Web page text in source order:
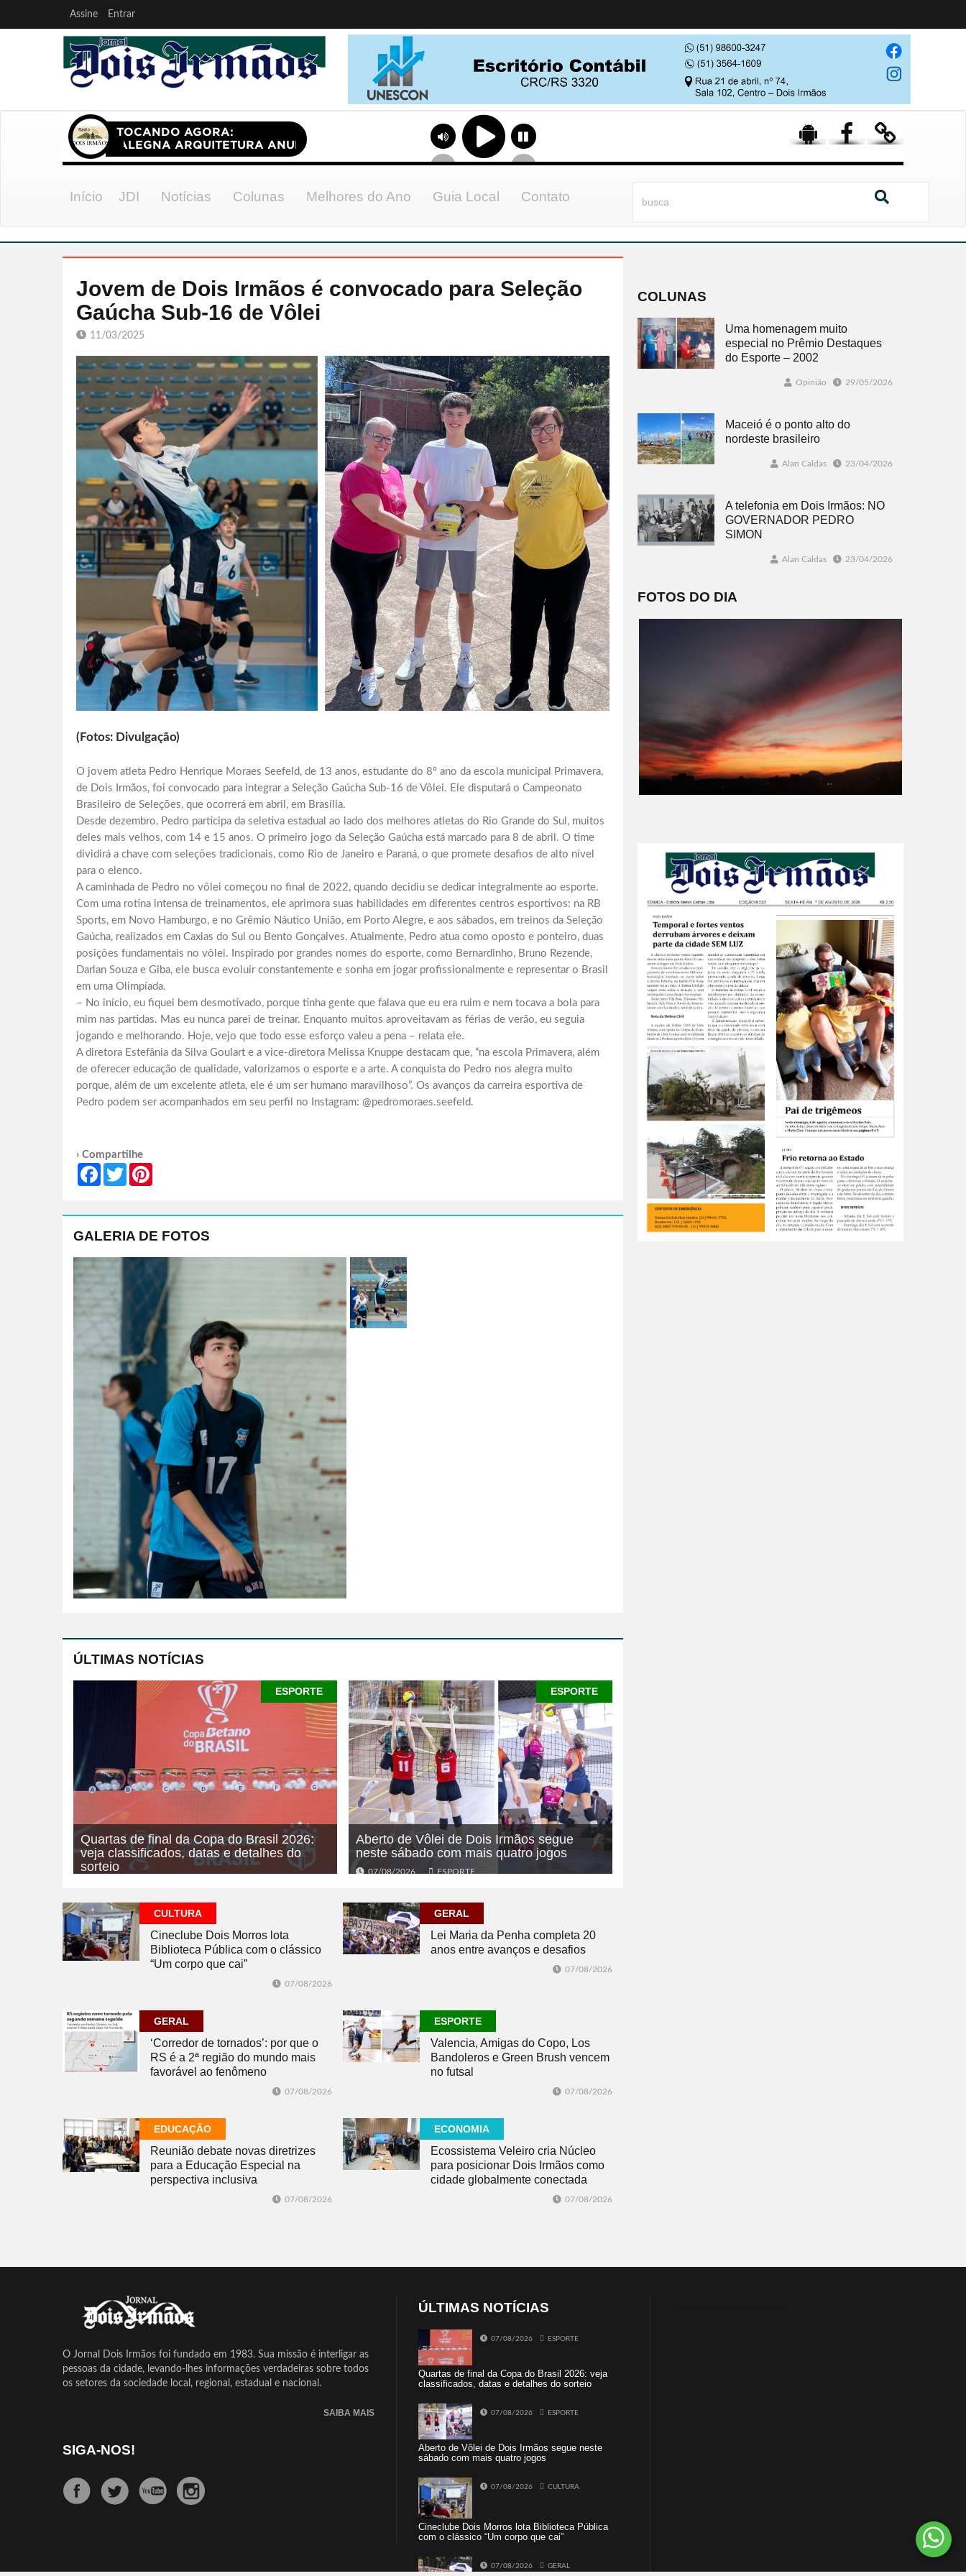
Assine Entrar
Início JDI Notícias Colunas Melhores do Ano Guia Local Contato
Jovem de Dois Irmãos é convocado para Seleção
Gaúcha Sub-16 de Vôlei
11/03/2025
(Fotos: Divulgação)
O jovem atleta Pedro Henrique Moraes Seefeld, de 13 anos, estudante do 8º ano da escola municipal Primavera,
de Dois Irmãos, foi convocado para integrar a Seleção Gaúcha Sub-16 de Vôlei. Ele disputará o Campeonato
Brasileiro de Seleções, que ocorrerá em abril, em Brasília.
Desde dezembro, Pedro participa da seletiva estadual ao lado dos melhores atletas do Rio Grande do Sul, muitos
deles mais velhos, com 14 e 15 anos. O primeiro jogo da Seleção Gaúcha está marcado para 8 de abril. O time
dividirá a chave com seleções tradicionais, como Rio de Janeiro e Paraná, o que promete desafios de alto nível
para o elenco.
A caminhada de Pedro no vôlei começou no final de 2022, quando decidiu se dedicar integralmente ao esporte.
Com uma rotina intensa de treinamentos, ele aprimora suas habilidades em diferentes centros esportivos: na RB
Sports, em Novo Hamburgo, e no Grêmio Náutico União, em Porto Alegre, e aos sábados, em treinos da Seleção
Gaúcha, realizados em Caxias do Sul ou Bento Gonçalves. Atualmente, Pedro atua como oposto e ponteiro, duas
posições fundamentais no vôlei. Inspirado por grandes nomes do esporte, como Bernardinho, Bruno Rezende,
Darlan Souza e Giba, ele busca evoluir constantemente e sonha em jogar profissionalmente e representar o Brasil
em uma Olimpíada.
– No início, eu fiquei bem desmotivado, porque tinha gente que falava que eu era ruim e nem tocava a bola para
mim nas partidas. Mas eu nunca parei de treinar. Enquanto muitos aproveitavam as férias de verão, eu seguia
jogando e melhorando. Hoje, vejo que todo esse esforço valeu a pena – relata ele.
A diretora Estefânia da Silva Goulart e a vice-diretora Melissa Knuppe destacam que, “na escola Primavera, além
de oferecer educação de qualidade, valorizamos o esporte e a arte. A conquista do Pedro nos alegra muito
porque, além de um excelente atleta, ele é um ser humano maravilhoso”. Os avanços da carreira esportiva de
Pedro podem ser acompanhados em seu perfil no Instagram: @pedromoraes.seefeld.
› Compartilhe
FacebookTwitter
GALERIA DE FOTOS
ÚLTIMAS NOTÍCIAS
ESPORTE
Quartas de final da Copa do Brasil 2026:
veja classificados, datas e detalhes do
sorteio
ESPORTE
Aberto de Vôlei de Dois Irmãos segue
neste sábado com mais quatro jogos
07/08/2026 ESPORTE
CULTURA
Cineclube Dois Morros lota
Biblioteca Pública com o clássico
“Um corpo que cai”
07/08/2026
GERAL
Lei Maria da Penha completa 20
anos entre avanços e desafios
07/08/2026
GERAL
‘Corredor de tornados’: por que o
RS é a 2ª região do mundo mais
favorável ao fenômeno
07/08/2026
ESPORTE
Valencia, Amigas do Copo, Los
Bandoleros e Green Brush vencem
no futsal
07/08/2026
EDUCAÇÃO
Reunião debate novas diretrizes
para a Educação Especial na
perspectiva inclusiva
07/08/2026
ECONOMIA
Ecossistema Veleiro cria Núcleo
para posicionar Dois Irmãos como
cidade globalmente conectada
07/08/2026
COLUNAS
Uma homenagem muito
especial no Prêmio Destaques
do Esporte – 2002
Opinião 29/05/2026
Maceió é o ponto alto do
nordeste brasileiro
Alan Caldas 23/04/2026
A telefonia em Dois Irmãos: NO
GOVERNADOR PEDRO
SIMON
Alan Caldas 23/04/2026
FOTOS DO DIA
O Jornal Dois Irmãos foi fundado em 1983. Sua missão é interligar as
pessoas da cidade, levando-lhes informações verdadeiras sobre todos
os setores da sociedade local, regional, estadual e nacional.
SAIBA MAIS
SIGA-NOS!
ÚLTIMAS NOTÍCIAS
07/08/2026 ESPORTE
Quartas de final da Copa do Brasil 2026: veja
classificados, datas e detalhes do sorteio
07/08/2026 ESPORTE
Aberto de Vôlei de Dois Irmãos segue neste
sábado com mais quatro jogos
07/08/2026 CULTURA
Cineclube Dois Morros lota Biblioteca Pública
com o clássico “Um corpo que cai”
07/08/2026 GERAL